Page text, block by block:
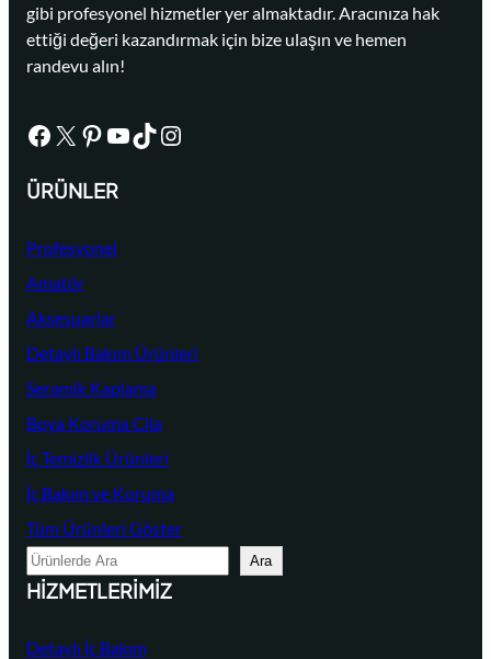
gibi profesyonel hizmetler yer almaktadır. Aracınıza hak
ettiği değeri kazandırmak için bize ulaşın ve hemen
randevu alın!
Facebook X Pinterest YouTube TikTok Instagram
ÜRÜNLER
Profesyonel
Amatör
Aksesuarlar
Detaylı Bakım Ürünleri
Seramik Kaplama
Boya Koruma Cila
İç Temizlik Ürünleri
İç Bakım ve Koruma
Tüm Ürünleri Göster
A
r
Ara
HIZMETLERIMIZ
Detaylı İç Bakım